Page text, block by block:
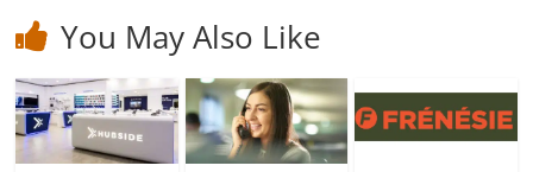
You May Also Like